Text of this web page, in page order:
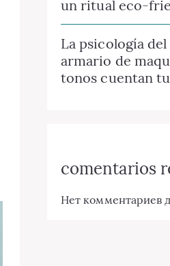
un ritual eco-
La psicología
armario de
tonos cuentan
comentarios
Нет комментариев